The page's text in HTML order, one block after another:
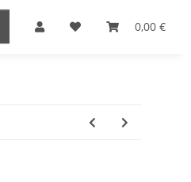
0,00 €